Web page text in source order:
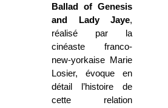
Ballad of Genesis
and Lady Jaye,
réalisé par la
cinéaste franco-
new-yorkaise Marie
Losier, évoque en
détail l’histoire de
cette relation